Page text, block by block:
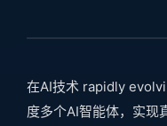
在AI技术 rapidly
度多个AI智能体，实现